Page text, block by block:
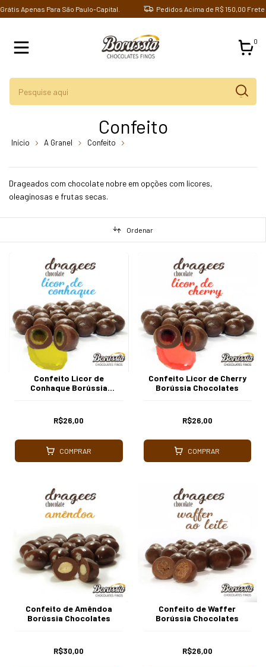
Para São Paulo-Capital. Pedidos Acima de R$ 150,00 Frete
0
Confeito
Início A Granel Confeito
Drageados com chocolate nobre em opções com licores,
oleaginosas e frutas secas.
Ordenar
Confeito Licor de
Conhaque Borússia
R$26,00
COMPRAR
Confeito Licor de Cherry
Borússia Chocolates
R$26,00
COMPRAR
Confeito de Amêndoa
Borússia Chocolates
R$30,00
Confeito de Waffer
Borússia Chocolates
R$26,00